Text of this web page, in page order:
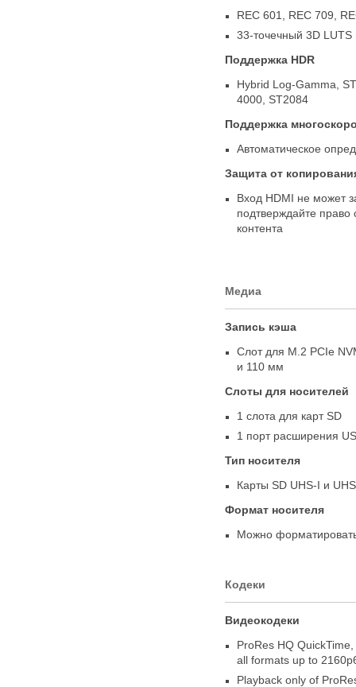
REC 601
REC 709
33-точечный 3D
Поддержка HDR
Hybrid Log-Gamma ,
4000 ST2084
Поддержка
Автоматическое
Защита от
Вход HDMI не может
подтверждайте право
контента
Медиа
Запись кэша
Слот для M.2 PCIe
и 110 мм
Слоты для носителей
1 слота для карт SD
1 порт расширения
Тип носителя
Карты SD UHS-I и
Формат носителя
Можно
Кодеки
Видеокодеки
ProRes HQ QuickTime
all formats up to
Playback only of